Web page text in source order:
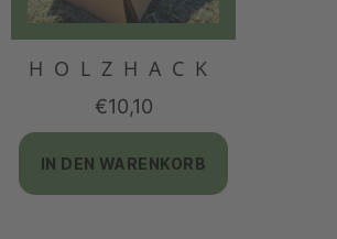
HOLZHACK
€10,10
IN DEN WARENKORB